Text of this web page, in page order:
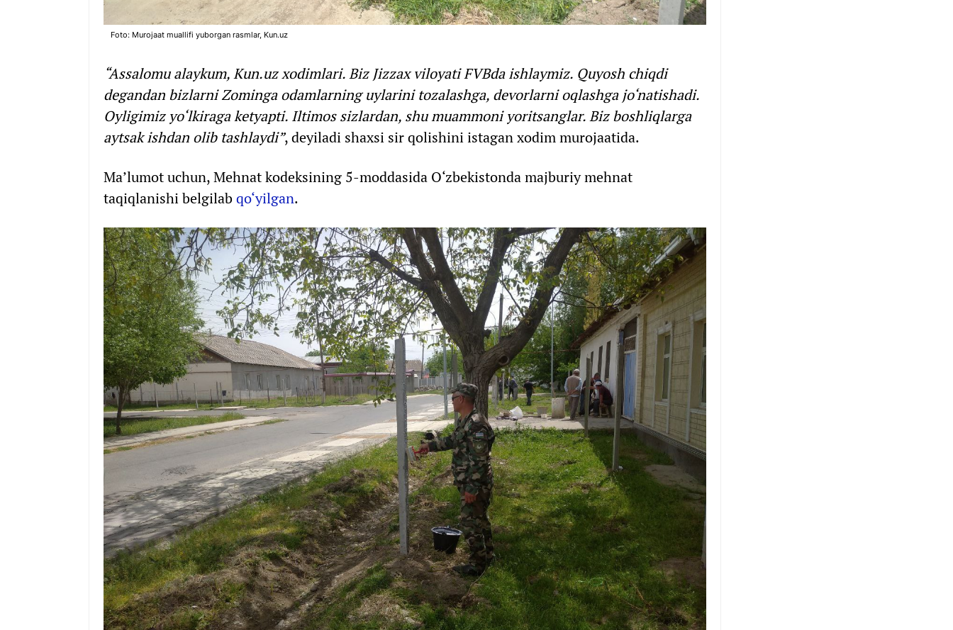
Foto: Murojaat muallifi yuborgan rasmlar, Kun.uz
“Assalomu alaykum, Kun.uz xodimlari. Biz Jizzax viloyati FVBda ishlaymiz. Quyosh chiqdi
degandan bizlarni Zominga odamlarning uylarini tozalashga, devorlarni oqlashga jo‘natishadi.
Oyligimiz yo‘lkiraga ketyapti. Iltimos sizlardan, shu muammoni yoritsanglar. Biz boshliqlarga
aytsak ishdan olib tashlaydi”, deyiladi shaxsi sir qolishini istagan xodim murojaatida.
Ma’lumot uchun, Mehnat kodeksining 5-moddasida O‘zbekistonda majburiy mehnat
taqiqlanishi belgilab qo‘yilgan.